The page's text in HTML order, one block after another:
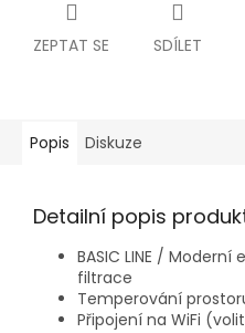
ZEPTAT SE SDÍLET
Popis Diskuze
Detailní popis
BASIC LINE /
filtrace
Temperování
Připojení na WiFi